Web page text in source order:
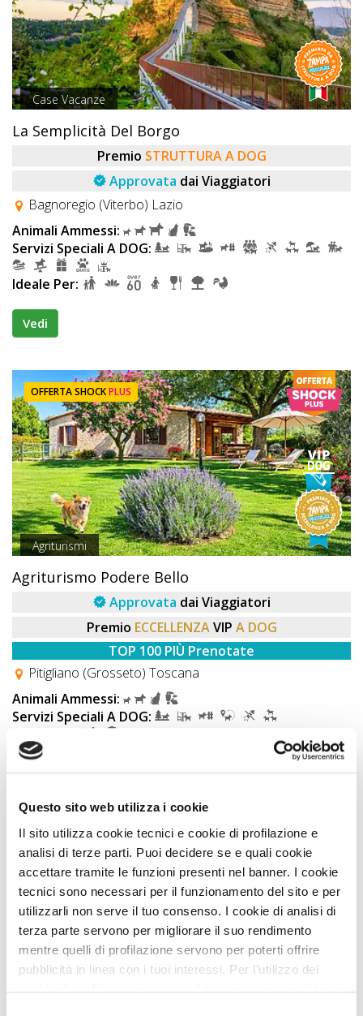
Questo sito web utilizza i cookie
Il sito utilizza cookie tecnici e cookie di profilazione e
analisi di terze parti. Puoi decidere se e quali cookie
accettare tramite le funzioni presenti nel banner. I cookie
tecnici sono necessari per il funzionamento del sito e per
utilizzarli non serve il tuo consenso. I cookie di analisi di
terza parte servono per migliorare il suo rendimento
mentre quelli di profilazione servono per poterti offrire
pubblicità in linea con i tuoi interessi. Per l’utilizzo dei
Case Vacanze
La Semplicità Del Borgo
Premio STRUTTURA A DOG
Approvata dai Viaggiatori
Bagnoregio (Viterbo) Lazio
Animali Ammessi:
Servizi Speciali A DOG:
Ideale Per:
Vedi
OFFERTA SHOCKPLUS
Agriturismi
Agriturismo Podere Bello
Approvata dai Viaggiatori
Premio ECCELLENZA VIP A DOG
TOP 100 PIÙ Prenotate
Pitigliano (Grosseto) Toscana
Animali Ammessi:
Servizi Speciali A DOG:
Sconto PLUS fino al 15%
IN PIÙ compresi nell'offerta...
Vedi